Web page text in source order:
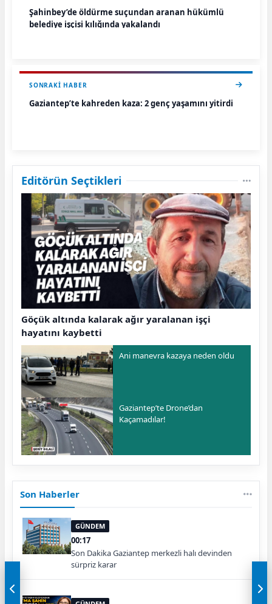
Şahinbey’de öldürme suçundan aranan hükümlü
belediye işçisi kılığında yakalandı
SONRAKI HABER
Gaziantep’te kahreden kaza: 2 genç yaşamını yitirdi
Editörün Seçtikleri
Göçük altında kalarak ağır yaralanan işçi
hayatını kaybetti
Ani manevra kazaya neden oldu
Gaziantep’te Drone’dan
Kaçamadılar!
Son Haberler
GÜNDEM
00:17
Son Dakika Gaziantep merkezli halı devinden
sürpriz karar